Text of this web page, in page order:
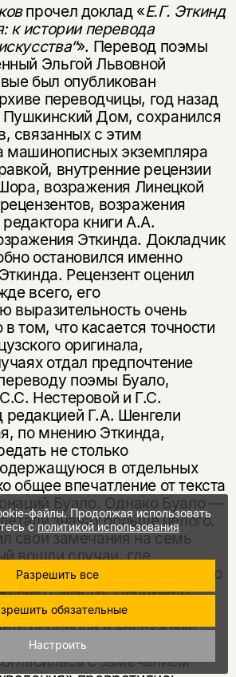
прочел доклад «Е.Г. Эткинд
к истории перевода
». Перевод поэмы
Эльгой Львовной
был опубликован
переводчицы, год назад
Дом, сохранился
связанных с этим
машинописных экземпляра
внутренние рецензии
возражения Линецкой
возражения
редактора книги А.А.
Эткинда. Докладчик
остановился именно
Рецензент оценил
всего, его
выразительность очень
том, что касается точности
оригинала,
отдал предпочтение
поэмы Буало,
Нестеровой и Г.С.
Г.А. Шенгели
по мнению Эткинда,
не столько
в отдельных
общее впечатление от текста
Буало. Однако Буало —
значат больше целого.
свои замечания на семь
вошли случаи, где
образы оригинала, что
смысла. Например,
превратились
перевода в «ненужные
у Буало о хвале речи
с замечанием
файлы. Продолжая использовать
с политикой использования
Разрешить все
обязательные
Настроить